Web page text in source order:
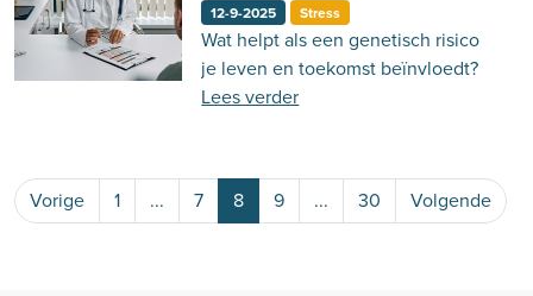
12-9-2025 Stress
Wat helpt als een genetisch risico
je leven en toekomst beïnvloedt?
Lees verder
Vorige 1 ... 7 8 9 ... 30 Volgende